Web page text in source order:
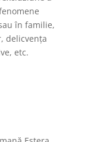
în familie,
delicvenţa
etc.